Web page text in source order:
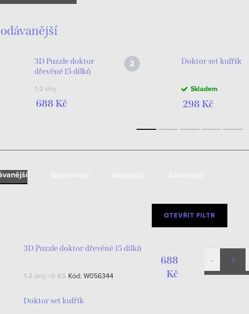
3D Puzzle doktor
dřevěné 15 dílků
1-2 dny
688 Kč
Doktor set kufřík
Skladem
298 Kč
OTEVŘÍT FILTR
3D Puzzle doktor dřevěné 15 dílků
1-2 dny >5 KS Kód: W056344
688
Kč
Doktor set kufřík